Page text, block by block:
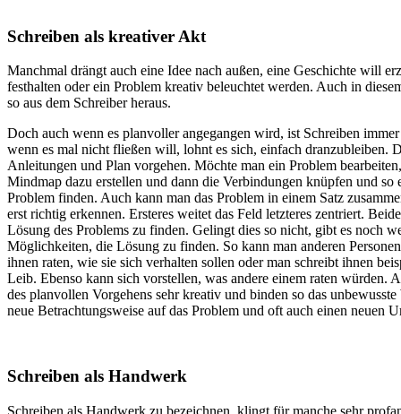
Schreiben als kreativer Akt
Manchmal drängt auch eine Idee nach außen, eine Geschichte will
festhalten oder ein Problem kreativ beleuchtet werden. Auch in
so aus dem Schreiber heraus.
Doch auch wenn es planvoller angegangen wird, ist Schreiben
wenn es mal nicht fließen will, lohnt es sich, einfach dranzubleiben.
Anleitungen und Plan vorgehen. Möchte man ein Problem
Mindmap dazu erstellen und dann die Verbindungen knüpfen und so
Problem finden. Auch kann man das Problem in einem Satz
erst richtig erkennen. Ersteres weitet das Feld letzteres zentriert.
Lösung des Problems zu finden. Gelingt dies so nicht, gibt es noch
Möglichkeiten, die Lösung zu finden. So kann man anderen
ihnen raten, wie sie sich verhalten sollen oder man schreibt ihnen
Leib. Ebenso kann sich vorstellen, was andere einem raten würden.
des planvollen Vorgehens sehr kreativ und binden so das
neue Betrachtungsweise auf das Problem und oft auch einen neuen
Schreiben als Handwerk
Schreiben als Handwerk zu bezeichnen, klingt für manche sehr